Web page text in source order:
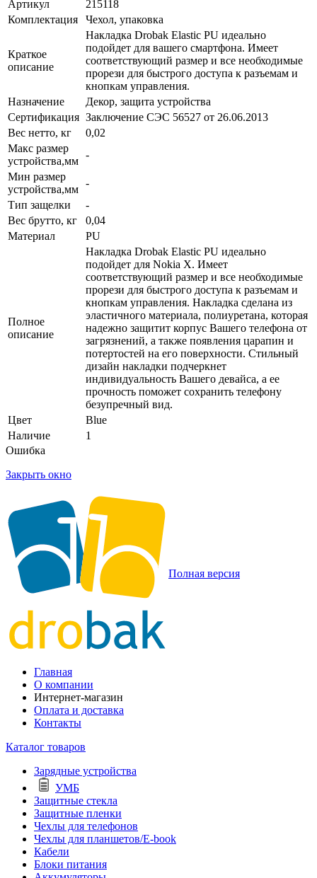
Артикул
215118
Комплектация
Чехол, упаковка
Краткое
описание
Накладка Drobak Elastic PU идеально
подойдет для вашего смартфона. Имеет
соответствующий размер и все необходимые
прорези для быстрого доступа к разъемам и
кнопкам управления.
Назначение
Декор, защита устройства
Сертификация Заключение СЭС 56527 от 26.06.2013
Вес нетто, кг
0,02
Макс размер
устройства,мм
-
Мин размер
устройства,мм
-
Тип защелки
-
Вес брутто, кг
0,04
Материал
PU
Полное
описание
Накладка Drobak Elastic PU идеально
подойдет для Nokia X. Имеет
соответствующий размер и все необходимые
прорези для быстрого доступа к разъемам и
кнопкам управления. Накладка сделана из
эластичного материала, полиуретана, которая
надежно защитит корпус Вашего телефона от
загрязнений, а также появления царапин и
потертостей на его поверхности. Стильный
дизайн накладки подчеркнет
индивидуальность Вашего девайса, а ее
прочность поможет сохранить телефону
безупречный вид.
Цвет
Blue
Наличие
1
Ошибка
Закрыть окно
Полная версия
Главная
О компании
Интернет-магазин
Оплата и доставка
Контакты
Каталог товаров
Зарядные устройства
УМБ
Защитные стекла
Защитные пленки
Чехлы для телефонов
Чехлы для планшетов/E-book
Кабели
Блоки питания